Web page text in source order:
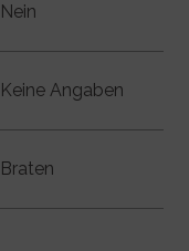
Nein
Keine Angaben
Braten